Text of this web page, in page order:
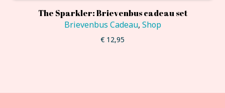
The Sparkler: Brievenbus cadeau set
Brievenbus Cadeau, Shop
€ 12,95